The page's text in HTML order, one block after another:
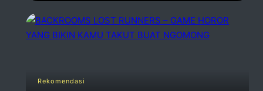
Rekomendasi